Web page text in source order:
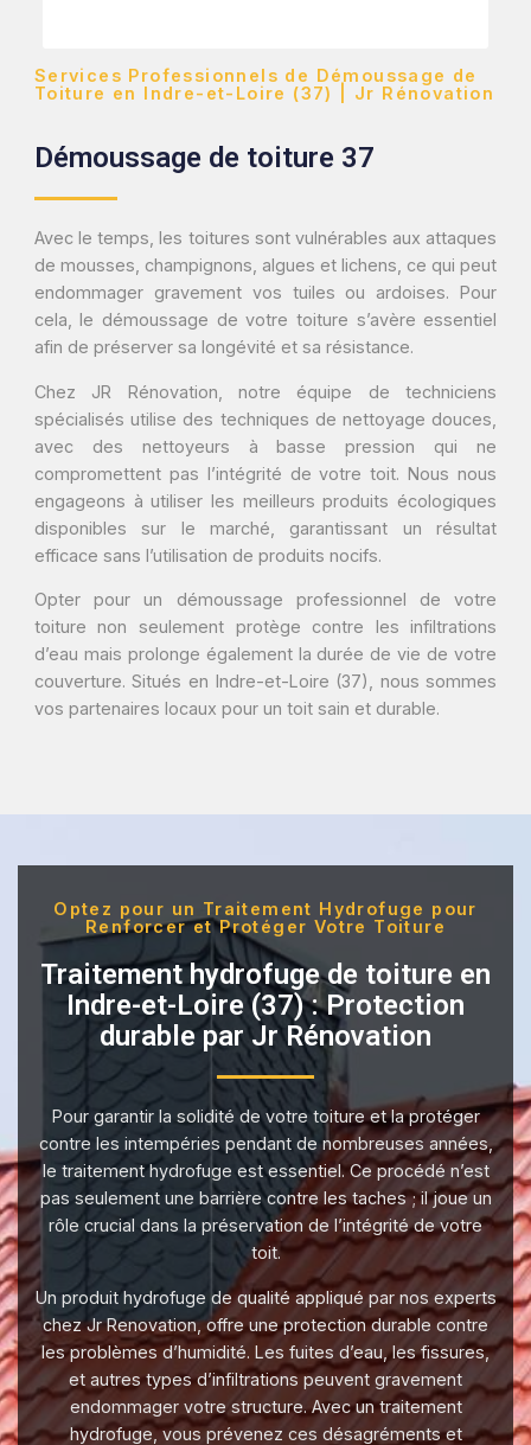
Services Professionnels de Démoussage de
Toiture en Indre-et-Loire (37) | Jr Rénovation
Démoussage de toiture 37
Avec le temps, les toitures sont vulnérables aux attaques
de mousses, champignons, algues et lichens, ce qui peut
endommager gravement vos tuiles ou ardoises. Pour
cela, le démoussage de votre toiture s’avère essentiel
afin de préserver sa longévité et sa résistance.
Chez JR Rénovation, notre équipe de techniciens
spécialisés utilise des techniques de nettoyage douces,
avec des nettoyeurs à basse pression qui ne
compromettent pas l’intégrité de votre toit. Nous nous
engageons à utiliser les meilleurs produits écologiques
disponibles sur le marché, garantissant un résultat
efficace sans l’utilisation de produits nocifs.
Opter pour un démoussage professionnel de votre
toiture non seulement protège contre les infiltrations
d’eau mais prolonge également la durée de vie de votre
couverture. Situés en Indre-et-Loire (37), nous sommes
vos partenaires locaux pour un toit sain et durable.
Optez pour un Traitement Hydrofuge pour
Renforcer et Protéger Votre Toiture
Traitement hydrofuge de toiture en
Indre-et-Loire (37) : Protection
durable par Jr Rénovation
Pour garantir la solidité de votre toiture et la protéger
contre les intempéries pendant de nombreuses années,
le traitement hydrofuge est essentiel. Ce procédé n’est
pas seulement une barrière contre les taches ; il joue un
rôle crucial dans la préservation de l’intégrité de votre
toit.
Un produit hydrofuge de qualité appliqué par nos experts
chez Jr Renovation, offre une protection durable contre
les problèmes d’humidité. Les fuites d’eau, les fissures,
et autres types d’infiltrations peuvent gravement
endommager votre structure. Avec un traitement
hydrofuge, vous prévenez ces désagréments et